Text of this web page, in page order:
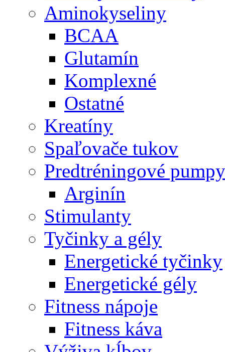
Aminokyseliny
BCAA
Glutamín
Komplexné
Ostatné
Kreatíny
Spaľovače tukov
Predtréningové pumpy
Arginín
Stimulanty
Tyčinky a gély
Energetické tyčinky
Energetické gély
Fitness nápoje
Fitness káva